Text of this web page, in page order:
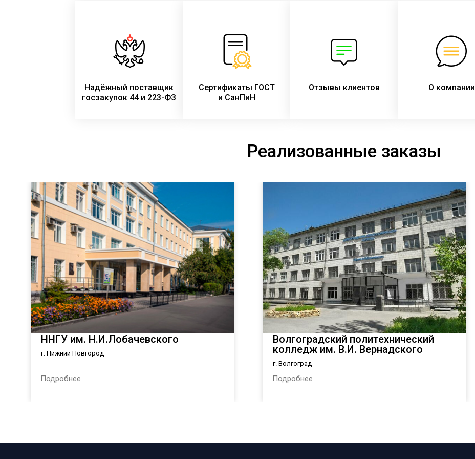
Надёжный поставщик
госзакупок 44 и 223-ФЗ
Сертификаты ГОСТ
и СанПиН
Отзывы клиентов О компании
Реализованные заказы
ННГУ им. Н.И.Лобачевского
г. Нижний Новгород
Подробнее
Волгоградский политехнический
колледж им. В.И. Вернадского
г. Волгоград
Подробнее